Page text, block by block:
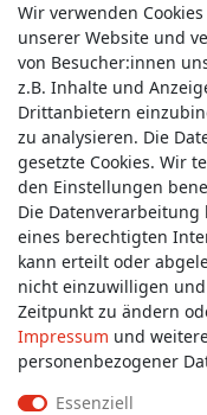
Service &
Wir verwenden
unserer Website und
von Besucher:innen
z.B. Inhalte und
Drittanbietern
zu analysieren. Die
gesetzte Cookies. Wir
den Einstellungen
Die
eines berechtigten
kann erteilt oder
nicht einzuwilligen
Zeitpunkt zu ändern
Impressum und
personenbezogener
Essenziell